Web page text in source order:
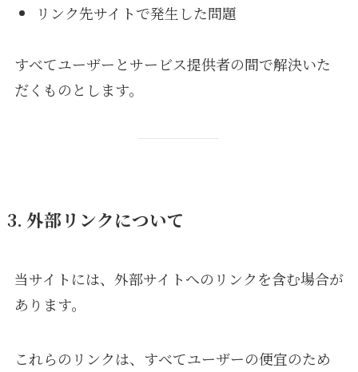
リンク先サイトで発生した問題
すべてユーザーとサービス提供者の間で解決いた
だくものとします。
3. 外部リンクについて
当サイトには、外部サイトへのリンクを含む場合が
あります。
これらのリンクは、すべてユーザーの便宜のため